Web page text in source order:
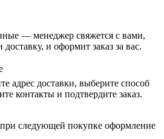
— менеджер свяжется с вами,
и оформит заказ за вас.
адрес доставки, выберите способ
контакты и подтвердите заказ.
следующей покупке оформление